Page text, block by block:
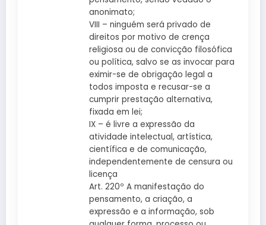
anonimato;
VIII – ninguém será privado de
direitos por motivo de crença
religiosa ou de convicção filosófica
ou política, salvo se as invocar para
eximir-se de obrigação legal a
todos imposta e recusar-se a
cumprir prestação alternativa,
fixada em lei;
IX – é livre a expressão da
atividade intelectual, artística,
científica e de comunicação,
independentemente de censura ou
licença
Art. 220º A manifestação do
pensamento, a criação, a
expressão e a informação, sob